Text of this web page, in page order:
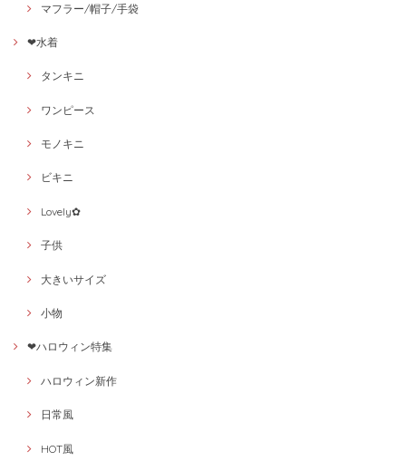
マフラー/帽子/手袋
❤水着
タンキニ
ワンピース
モノキニ
ビキニ
Lovely✿
子供
大きいサイズ
小物
❤ハロウィン特集
ハロウィン新作
日常風
HOT風